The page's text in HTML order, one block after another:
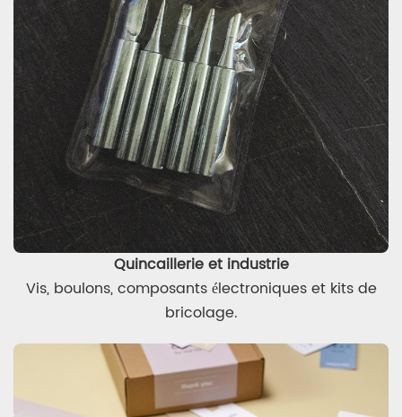
Quincaillerie et industrie
Vis, boulons, composants électroniques et kits de
bricolage.